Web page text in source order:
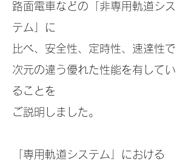
路面電車などの「非専用軌道シ ス
テム」に
比べ、安全性、定時性、速達性で
次元の違う優れた性能を有してい
ることを
ご説明しました。
「専用軌道システム」における